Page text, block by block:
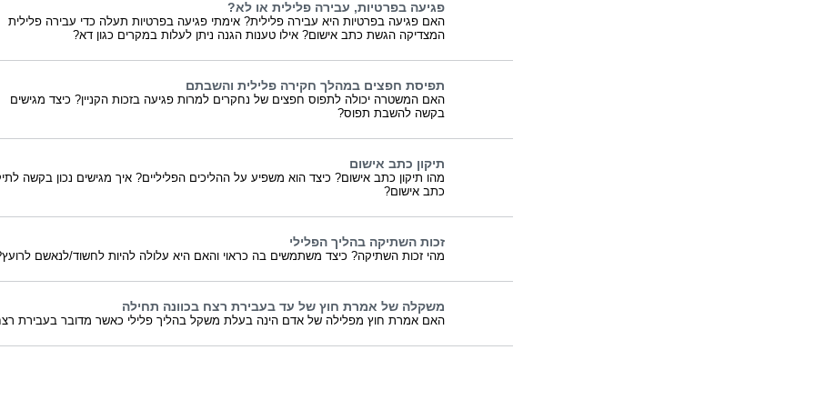
פגיעה בפרטיות, עבירה פלילית או לא?
האם פגיעה בפרטיות היא עבירה פלילית? אימתי פגיעה בפרטיות תעלה כדי עבירה פלילית
המצדיקה הגשת כתב אישום? אילו טענות הגנה ניתן לעלות במקרים כגון דא?
תפיסת חפצים במהלך חקירה פלילית והשבתם
האם המשטרה יכולה לתפוס חפצים של נחקרים למרות פגיעה בזכות הקניין? כיצד מגישים
בקשה להשבת תפוס?
תיקון כתב אישום
מהו תיקון כתב אישום? כיצד הוא משפיע על ההליכים הפליליים? איך מגישים נכון בקשה
כתב אישום?
זכות השתיקה בהליך הפלילי
מהי זכות השתיקה? כיצד משתמשים בה כראוי והאם היא עלולה להיות לחשוד/לנאשם
משקלה של אמרת חוץ של עד בעבירת רצח בכוונה תחילה
האם אמרת חוץ מפלילה של אדם הינה בעלת משקל בהליך פלילי כאשר מדובר בעבירת